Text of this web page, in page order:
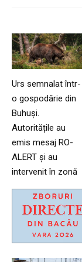
Urs semnalat într-
o gospodărie din
Buhuși.
Autoritățile au
emis mesaj RO-
ALERT și au
intervenit în zonă